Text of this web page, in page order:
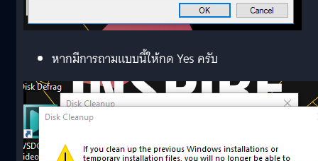
หากมีการถามแบบนี้ให้กด Yes ครับ